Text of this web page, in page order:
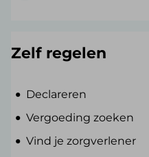
Zelf regelen
Declareren
Vergoeding zoeken
Vind je zorgverlener